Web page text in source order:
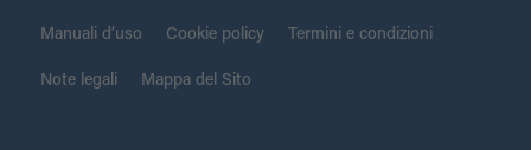
Manuali d’uso Cookie policy Termini e condizioni
Note legali Mappa del Sito